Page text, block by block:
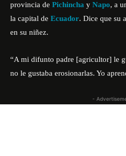
provincia de Pichincha y Napo, a
la capital de Ecuador. Dice que su
en su niñez.
“A mi difunto padre [agricultor] le
no le gustaba erosionarlas. Yo
-